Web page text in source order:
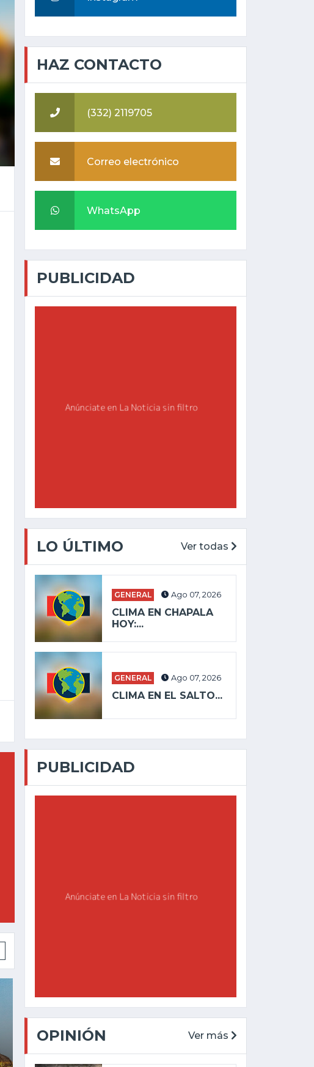
HAZ CONTACTO
(332) 2119705
Correo electrónico
WhatsApp
PUBLICIDAD
LO ÚLTIMO Ver todas
GENERAL Ago 07, 2026
CLIMA EN CHAPALA
HOY:...
GENERAL Ago 07, 2026
CLIMA EN EL SALTO...
PUBLICIDAD
OPINIÓN Ver más